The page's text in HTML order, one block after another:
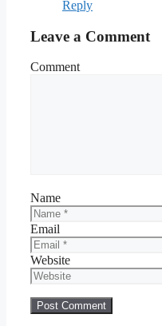
Reply
Leave a Comment
Comment
Name
Email
Website